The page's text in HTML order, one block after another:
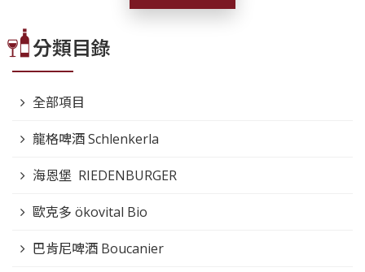
分類目錄
全部項目
龍格啤酒 Schlenkerla
海恩堡 RIEDENBURGER
歐克多 ökovital Bio
巴肯尼啤酒 Boucanier